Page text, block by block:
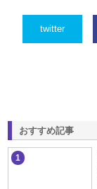
twitter
おすすめ記事
1